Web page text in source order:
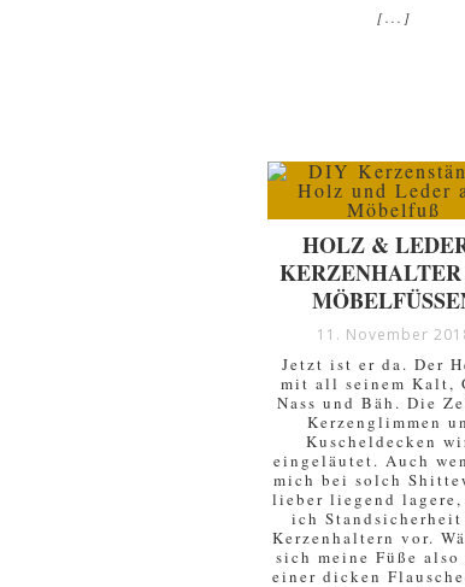
[...]
HOLZ &
KERZENHALTER
MÖBELFÜSSEN
11. November
Jetzt ist er da. Der
mit all seinem Kalt,
Nass und Bäh. Die
Kerzenglimmen
Kuscheldecken
eingeläutet. Auch
mich bei solch
lieber liegend lagere,
ich Standsicherheit
Kerzenhaltern vor.
sich meine Füße
einer dicken